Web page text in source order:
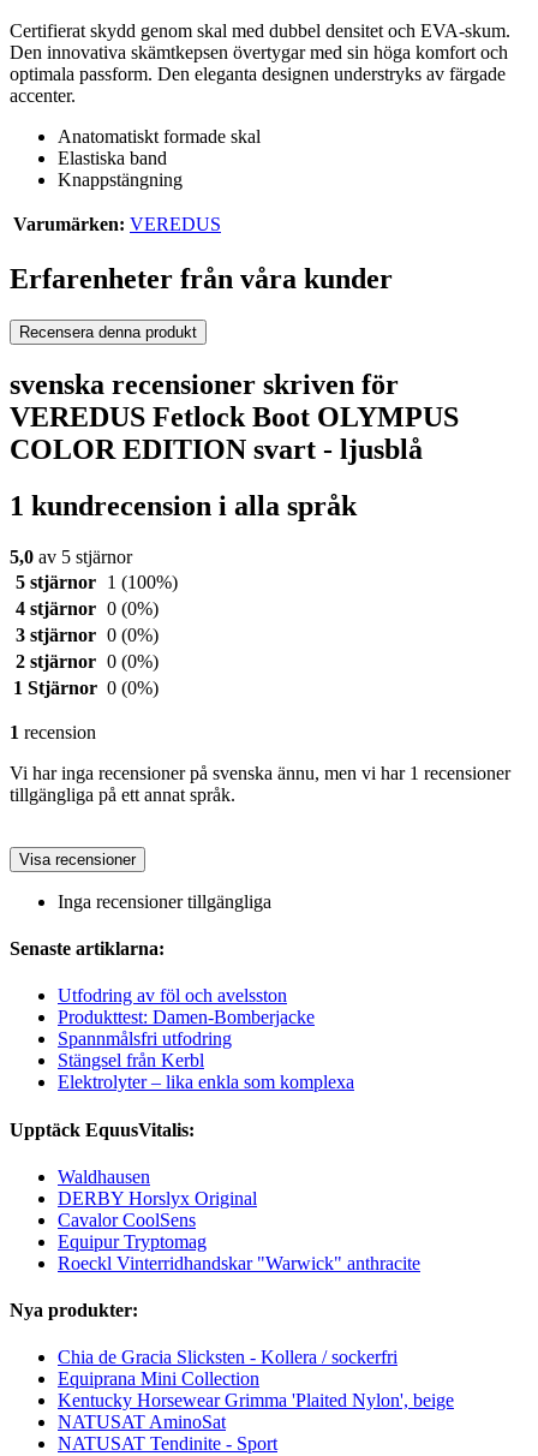
Certifierat skydd genom skal med dubbel densitet och EVA-skum.
Den innovativa skämtkepsen övertygar med sin höga komfort och
optimala passform. Den eleganta designen understryks av färgade
accenter.
Anatomatiskt formade skal
Elastiska band
Knappstängning
Varumärken: VEREDUS
Erfarenheter från våra kunder
Recensera denna produkt
svenska recensioner skriven för
VEREDUS Fetlock Boot OLYMPUS
COLOR EDITION svart - ljusblå
1 kundrecension i alla språk
5,0 av 5 stjärnor
5 stjärnor
1 (100%)
4 stjärnor 0 (0%)
3 stjärnor 0 (0%)
2 stjärnor 0 (0%)
1 Stjärnor 0 (0%)
1 recension
Vi har inga recensioner på svenska ännu, men vi har 1 recensioner
tillgängliga på ett annat språk.
Visa recensioner
Inga recensioner tillgängliga
Senaste artiklarna:
Utfodring av föl och avelsston
Produkttest: Damen-Bomberjacke
Spannmålsfri utfodring
Stängsel från Kerbl
Elektrolyter – lika enkla som komplexa
Upptäck EquusVitalis:
Waldhausen
DERBY Horslyx Original
Cavalor CoolSens
Equipur Tryptomag
Roeckl Vinterridhandskar "Warwick" anthracite
Nya produkter:
Chia de Gracia Slicksten - Kollera / sockerfri
Equiprana Mini Collection
Kentucky Horsewear Grimma 'Plaited Nylon', beige
NATUSAT AminoSat
NATUSAT Tendinite - Sport